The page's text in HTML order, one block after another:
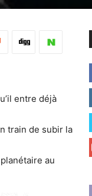
entre déjà
train de subir la
au